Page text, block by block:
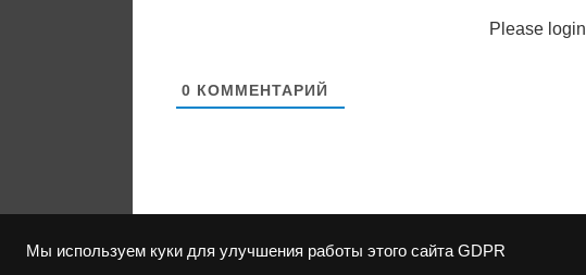
Мы используем куки для улучшения работы этого сайта GDPR
Please
0 КОММЕНТАРИЙ